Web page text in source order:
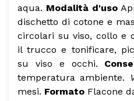
aqua. Modalità d'uso
dischetto di cotone e
circolari su viso, collo e
il trucco e tonificare,
su viso e occhi.
temperatura ambiente.
mesi. Formato Flacone